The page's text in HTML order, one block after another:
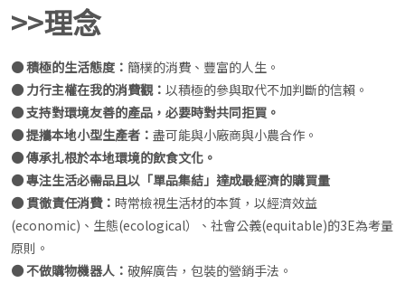
>>理念
● 積極的生活態度： 簡樸的消費、豐富的人生。
● 力行主權在我的消費觀： 以積極的參與取代不加判斷的信賴。
● 支持對環境友善的產品，必要時對共同拒買。
● 提攜本地小型生產者： 盡可能與小廠商與小農合作。
● 傳承扎根於本地環境的飲食文化。
● 專注生活必需品且以「單品集結」達成最經濟的購買量
● 貫徹責任消費： 時常檢視生活材的本質，以經濟效益
(economic)、生態(ecological）、社會公義(equitable)的3E為考量
原則。
● 不做購物機器人： 破解廣告，包裝的營銷手法。